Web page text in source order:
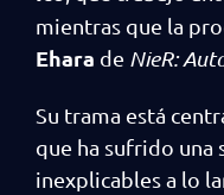
mientras que la
Ehara de NieR:
Su trama está
que ha sufrido una
inexplicables a lo